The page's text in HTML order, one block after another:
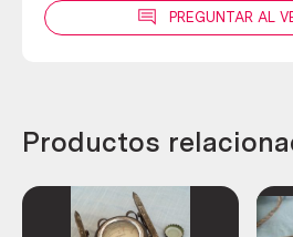
PREGUNTAR AL
Productos